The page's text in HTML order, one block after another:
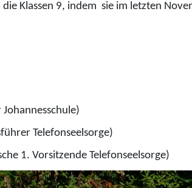
Klassen 9, indem sie im letzten
Telefonseelsorge)
1. Vorsitzende Telefonseelsorge)